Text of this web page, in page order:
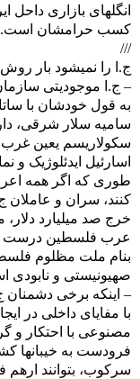
انگلهای بازاری داحل
کسب حرامشان است.
///
ج.ا را نمیشود بار
– ج.ا موجودیتی
به قول خودشان با
سامیه سلار شرقی،
سکولاریسم یعین غرب
اسارئیل ایدئلوژیک و
طوری که اگر همه
کنند، سران و عاملان
خرج صد میلیارد
عرب فلسطین درست
بنام ملت مظلوم
صهیونیستی و نابودی
– اینکه برخی دشمنان
با مفایای داخلی در
مصنوعی با احتکار و
فرودست به خیبانها
سرکوب، بتوانند ارهم